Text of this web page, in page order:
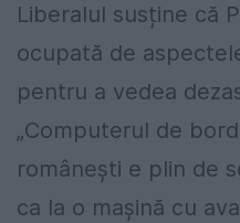
Liberalul susține că
ocupată de
pentru a vedea
„Computerul de
românești e plin de
ca la o mașină cu